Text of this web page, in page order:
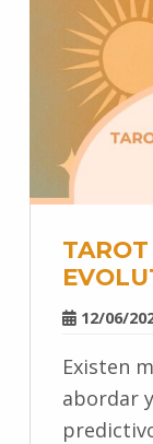
12/06/
Existen
abordar